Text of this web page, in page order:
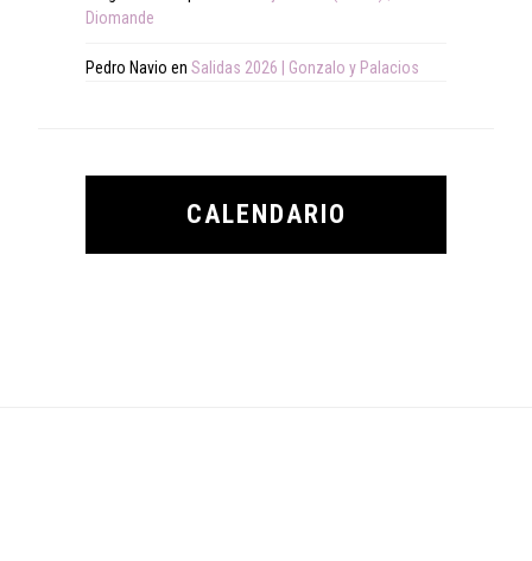
Diomande
Pedro Navio en Salidas 2026 | Gonzalo y Palacios
CALENDARIO